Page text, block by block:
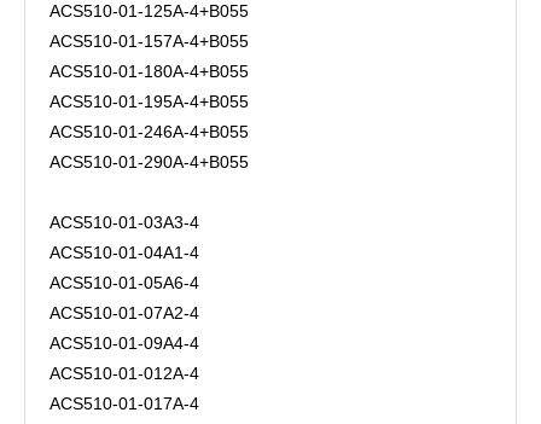
ACS510-01-125A-4+B055
ACS510-01-157A-4+B055
ACS510-01-180A-4+B055
ACS510-01-195A-4+B055
ACS510-01-246A-4+B055
ACS510-01-290A-4+B055
ACS510-01-03A3-4
ACS510-01-04A1-4
ACS510-01-05A6-4
ACS510-01-07A2-4
ACS510-01-09A4-4
ACS510-01-012A-4
ACS510-01-017A-4